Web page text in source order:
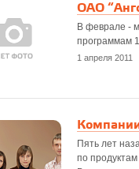
ОАО
В феврале -
программам
1 апреля 2011
Пять лет
по